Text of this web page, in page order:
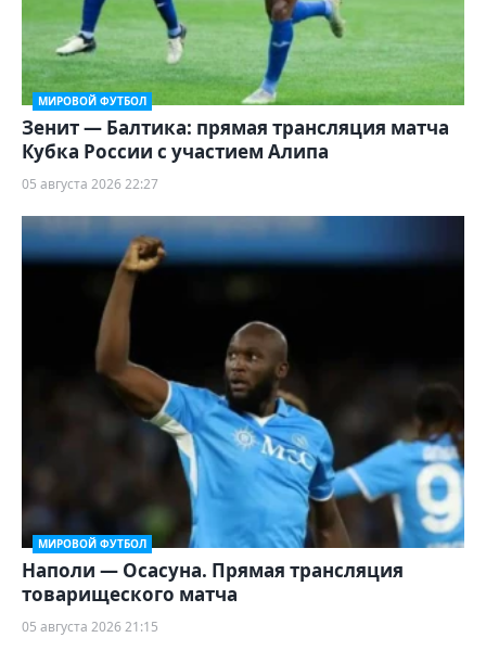
МИРОВОЙ ФУТБОЛ
Зенит — Балтика: прямая трансляция матча
Кубка России с участием Алипа
05 августа 2026 22:27
МИРОВОЙ ФУТБОЛ
Наполи — Осасуна. Прямая трансляция
товарищеского матча
05 августа 2026 21:15